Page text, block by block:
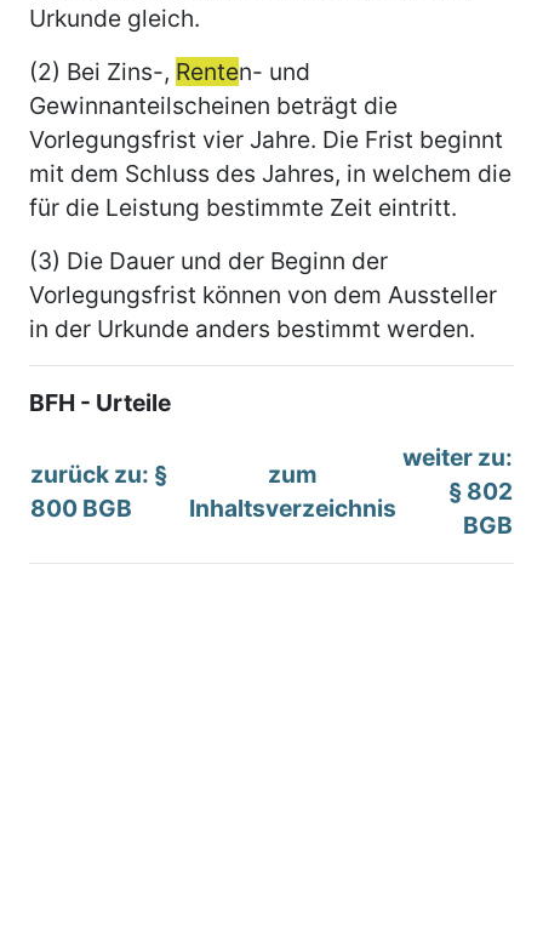
Urkunde gleich.
(2) Bei Zins-, Renten- und
Gewinnanteilscheinen beträgt die
Vorlegungsfrist vier Jahre. Die Frist beginnt
mit dem Schluss des Jahres, in welchem die
für die Leistung bestimmte Zeit eintritt.
(3) Die Dauer und der Beginn der
Vorlegungsfrist können von dem Aussteller
in der Urkunde anders bestimmt werden.
BFH - Urteile
zurück zu: §
800 BGB
zum
Inhaltsverzeichnis
weiter zu:
§ 802
BGB